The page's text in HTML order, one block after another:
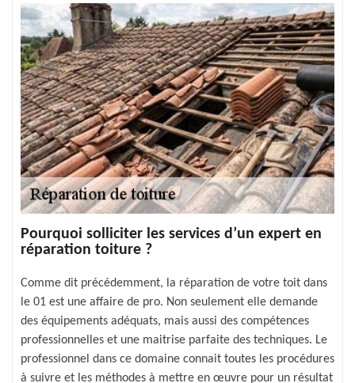
Pourquoi solliciter les services d’un expert en
réparation toiture ?
Comme dit précédemment, la réparation de votre toit dans
le 01 est une affaire de pro. Non seulement elle demande
des équipements adéquats, mais aussi des compétences
professionnelles et une maitrise parfaite des techniques. Le
professionnel dans ce domaine connait toutes les procédures
à suivre et les méthodes à mettre en œuvre pour un résultat